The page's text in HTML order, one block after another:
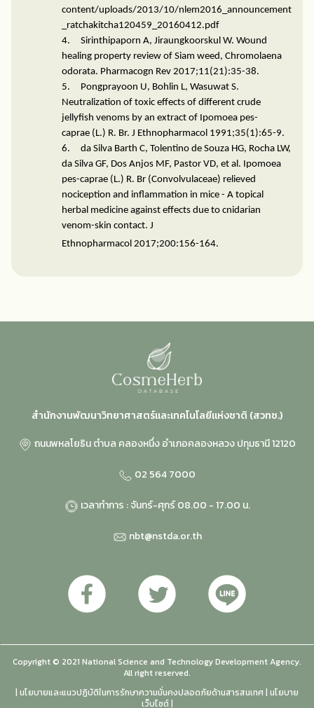
content/uploads/2013/10/nlem2016 _announcement
_ratchakitcha120459 20160412.pdf
4.
Sirinthipaporn A, Jiraungkoorskul W. Wound
healing property review of Siam weed, Chromolaena
odorata. Pharmacogn Rev 2017;11(21):35-38.
5.
Pongprayoon U, Bohlin L, Wasuwat S.
Neutralization of toxic effects of different crude
jellyfish venoms by an extract of Ipomoea pes-
caprae (L.) R. Br. J Ethnopharmacol 1991;35(1):65-9.
6.
da Silva Barth C, Tolentino de Souza HG, Rocha LW,
da Silva GF, Dos Anjos MF, Pastor VD, et al. Ipomoea
pes-caprae (L.) R. Br (Convolvulaceae) relieved
nociception and inflammation in mice - A topical
herbal medicine against effects due to cnidarian
venom-skin contact. J
Ethnopharmacol 2017;200:156-164.
สำนักงานพัฒนาวิทยาศาสตร์และเทคโนโลยีแห่งชาติ (สวทช.)
ถนนพหลโยธิน ตำบล คลองหนึ่ง อำเภอคลองหลวง ปทุมธานี 12120
02 564 7000
เวลาทำการ : จันทร์-ศุกร์ 08.00 - 17.00 น.
nbt@nstda.or.th
Copyright © 2021 National Science and Technology Development Agency.
All right reserved.
| นโยบายและแนวปฏิบัติในการรักษาความมั่นคงปลอดภัยด้านสารสนเทศ | นโยบาย
เว็บไซต์ |